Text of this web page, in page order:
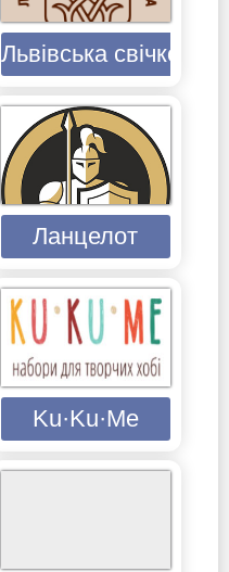
Львівська свічкова
Ланцелот
Ku·Ku·Me